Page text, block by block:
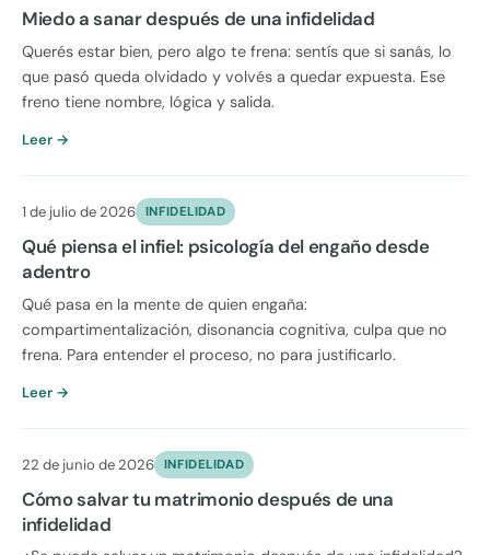
Miedo a sanar después de una infidelidad
Querés estar bien, pero algo te frena: sentís que si sanás, lo
que pasó queda olvidado y volvés a quedar expuesta. Ese
freno tiene nombre, lógica y salida.
Leer →
1 de julio de 2026 INFIDELIDAD
Qué piensa el infiel: psicología del engaño desde
adentro
Qué pasa en la mente de quien engaña:
compartimentalización, disonancia cognitiva, culpa que no
frena. Para entender el proceso, no para justificarlo.
Leer →
22 de junio de 2026 INFIDELIDAD
Cómo salvar tu matrimonio después de una
infidelidad